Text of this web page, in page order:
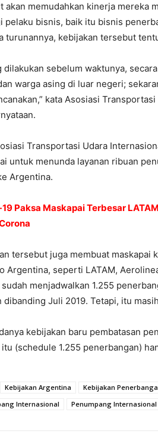
akan memudahkan kinerja mereka
pelaku bisnis, baik itu bisnis
turunannya, kebijakan tersebut
dilakukan sebelum waktunya,
warga asing di luar negeri;
kata Asosiasi
Transportasi Udara
untuk menunda layanan ribuan
Argentina.
Paksa Maskapai Terbesar
tersebut juga membuat maskapai
Argentina, seperti LATAM,
menjadwalkan 1.255
Juli 2019. Tetapi, itu
kebijakan baru pembatasan
(schedule 1.255 penerbangan)
Kebijakan Argentina
Kebijakan
Internasional
Penumpang Internasional